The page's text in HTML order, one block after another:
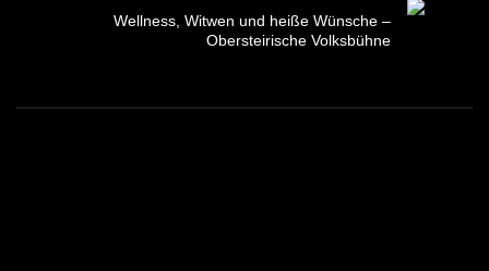
Wellness, Witwen und heiße Wünsche –
Obersteirische Volksbühne